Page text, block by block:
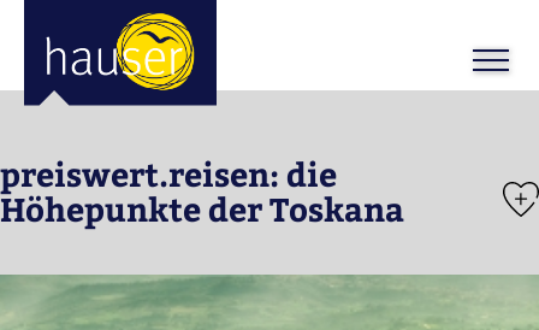
preiswert.reisen: die
Höhepunkte der Toskana